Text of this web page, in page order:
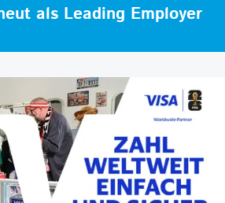
als Leading Employer